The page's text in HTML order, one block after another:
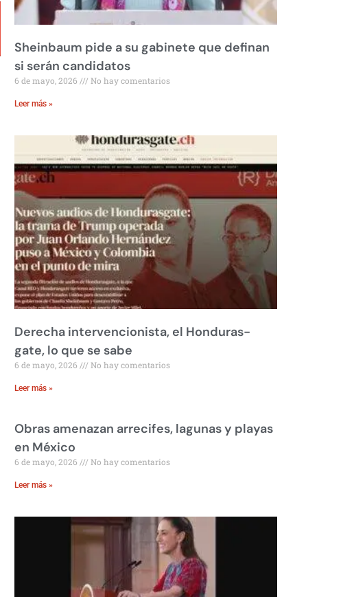
Sheinbaum pide a su gabinete que definan
si serán candidatos
6 de mayo, 2026 No hay comentarios
Leer más »
Derecha intervencionista, el Honduras-
gate, lo que se sabe
6 de mayo, 2026 No hay comentarios
Leer más »
Obras amenazan arrecifes, lagunas y playas
en México
6 de mayo, 2026 No hay comentarios
Leer más »